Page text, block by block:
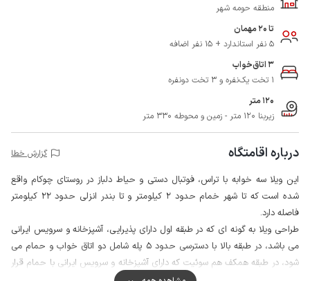
منطقه حومه شهر
تا 20 مهمان
5 نفر استاندارد + 15 نفر اضافه
3 اتاق‌خواب
1 تخت یک‌نفره و 3 تخت دونفره
120 متر
زیربنا 120 متر - زمین و محوطه 330 متر
درباره اقامتگاه گزارش خطا
این ویلا سه خوابه با تراس، فوتبال دستی و حیاط دلباز در روستای چوکام واقع
شده است که تا شهر خمام حدود 2 کیلومتر و تا بندر انزلی حدود 22 کیلومتر
فاصله دارد.
طراحی ویلا به گونه ای که در طبقه اول دارای پذیرایی، آشپزخانه و سرویس ایرانی
می باشد، در طبقه بالا با دسترسی حدود 5 پله شامل دو اتاق خواب و حمام می
شود، در طبقه همکف هم سوئیت که دارای آشپزخانه و سرویس ایرانی با حمام قرار